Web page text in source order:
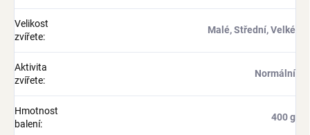
Velikost
zvířete:
Malé, Střední, Velké
Aktivita
zvířete:
Normální
Hmotnost
balení:
400 g